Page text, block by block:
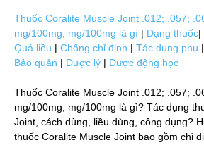
Thuốc Coralite Muscle Joint .012; .057;
mg/100mg; mg/100mg là gì | Dạng thuốc|
Quá liều | Chống chỉ định | Tác dụng phụ |
Bảo quản | Dược lý | Dược động học
Thuốc Coralite Muscle Joint .012; .057;
mg/100mg; mg/100mg là gì? Tác dụng
Joint, cách dùng, liều dùng, công dụng?
thuốc Coralite Muscle Joint bao gồm chỉ